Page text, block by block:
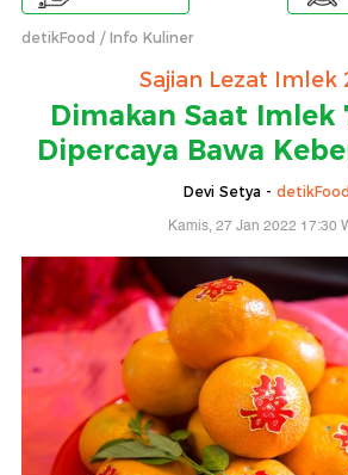
detikFood Info Kuliner
Sajian Lezat Imlek
Dimakan Saat Imlek
Dipercaya Bawa
Devi Setya - detikFood
Kamis, 27 Jan 2022 17:30